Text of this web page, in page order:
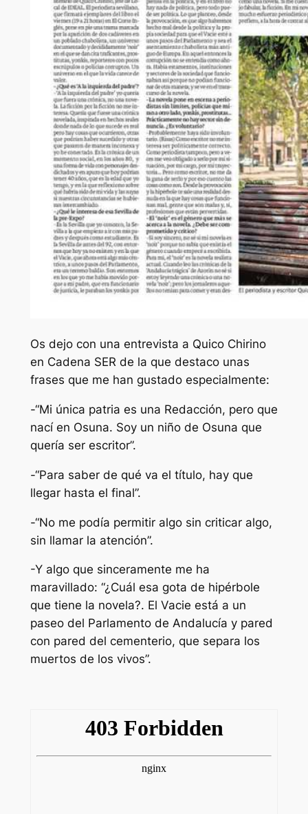
Os dejo con una entrevista a Quico Chirino
en Cadena SER de la que destaco unas
frases que me han gustado especialmente:
-“Mi única patria es una Redacción, pero que
nací en Osuna. Soy un niño de Osuna que
quería ser escritor”.
-“Para saber de qué va el título, hay que
llegar hasta el final”.
-“No me podía permitir algo sin criticar algo,
sin llamar la atención”.
-Y algo que sinceramente me ha
maravillado: “¿Cuál esa gota de hipérbole
que tiene la novela?. El Vacie está a un
paseo del Parlamento de Andalucía y pared
con pared del cementerio, que separa los
muertos de los vivos”.